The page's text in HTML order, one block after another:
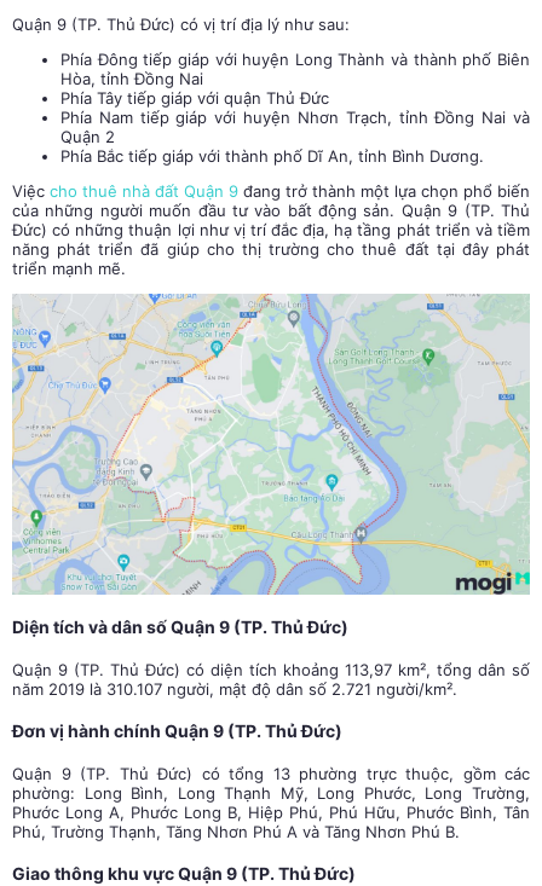
Quận 9 (TP. Thủ Đức) có vị trí địa lý như sau:
Phía Đông tiếp giáp với huyện Long Thành và thành phố Biên
Hòa, tỉnh Đồng Nai
Phía Tây tiếp giáp với quận Thủ Đức
Phía Nam tiếp giáp với huyện Nhơn Trạch, tỉnh Đồng Nai và
Quận 2
Phía Bắc tiếp giáp với thành phố Dĩ An, tỉnh Bình Dương.
Việc cho thuê nhà đất Quận 9 đang trở thành một lựa chọn phổ biến
của những người muốn đầu tư vào bất động sản. Quận 9 (TP. Thủ
Đức) có những thuận lợi như vị trí đắc địa, hạ tầng phát triển và tiềm
năng phát triển đã giúp cho thị trường cho thuê đất tại đây phát
triển mạnh mẽ.
Diện tích và dân số Quận 9 (TP. Thủ Đức)
Quận 9 (TP. Thủ Đức) có diện tích khoảng 113,97 km², tổng dân số
năm 2019 là 310.107 người, mật độ dân số 2.721 người/km².
Đơn vị hành chính Quận 9 (TP. Thủ Đức)
Quận 9 (TP. Thủ Đức) có tổng 13 phường trực thuộc, gồm các
phường: Long Bình, Long Thạnh Mỹ, Long Phước, Long Trường,
Phước Long A, Phước Long B, Hiệp Phú, Phú Hữu, Phước Bình, Tân
Phú, Trường Thạnh, Tăng Nhơn Phú A và Tăng Nhơn Phú B.
Giao thông khu vực Quận 9 (TP. Thủ Đức)